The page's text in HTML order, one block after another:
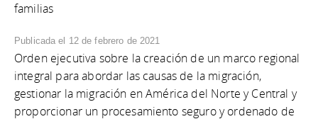
familias
Publicada el 12 de febrero de 2021
Orden ejecutiva sobre la creación de un marco regional
integral para abordar las causas de la migración,
gestionar la migración en América del Norte y Central y
proporcionar un procesamiento seguro y ordenado de